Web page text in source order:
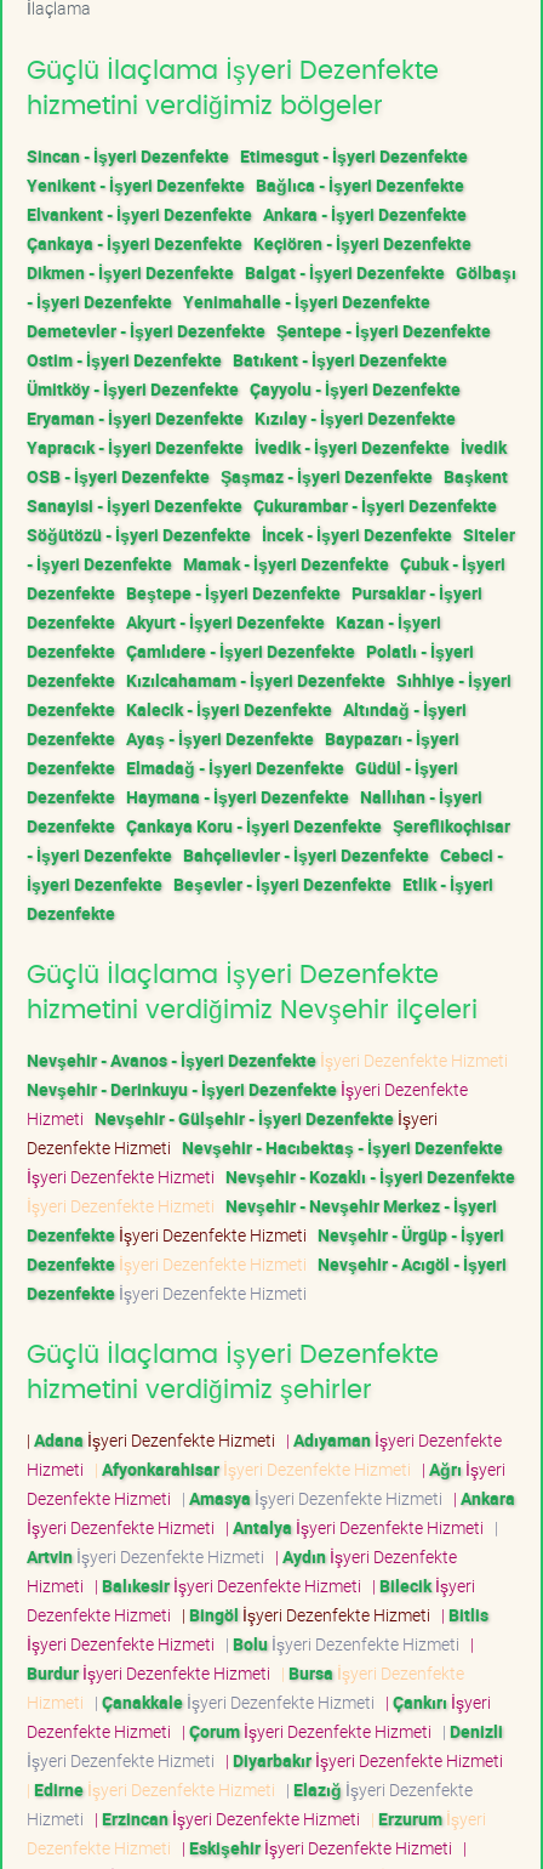
İlaçlama
Güçlü İlaçlama İşyeri Dezenfekte
hizmetini verdiğimiz bölgeler
Sincan - İşyeri Dezenfekte Etimesgut - İşyeri Dezenfekte
Yenikent - İşyeri Dezenfekte Bağlıca - İşyeri Dezenfekte
Elvankent - İşyeri Dezenfekte Ankara - İşyeri Dezenfekte
Çankaya - İşyeri Dezenfekte Keçiören - İşyeri Dezenfekte
Dikmen - İşyeri Dezenfekte Balgat - İşyeri Dezenfekte Gölbaşı
- İşyeri Dezenfekte Yenimahalle - İşyeri Dezenfekte
Demetevler - İşyeri Dezenfekte Şentepe - İşyeri Dezenfekte
Ostim - İşyeri Dezenfekte Batıkent - İşyeri Dezenfekte
Ümitköy - İşyeri Dezenfekte Çayyolu - İşyeri Dezenfekte
Eryaman - İşyeri Dezenfekte Kızılay - İşyeri Dezenfekte
Yapracık - İşyeri Dezenfekte İvedik - İşyeri Dezenfekte İvedik
OSB - İşyeri Dezenfekte Şaşmaz - İşyeri Dezenfekte Başkent
Sanayisi - İşyeri Dezenfekte Çukurambar - İşyeri Dezenfekte
Söğütözü - İşyeri Dezenfekte İncek - İşyeri Dezenfekte Siteler
- İşyeri Dezenfekte Mamak - İşyeri Dezenfekte Çubuk - İşyeri
Dezenfekte Beştepe - İşyeri Dezenfekte Pursaklar - İşyeri
Dezenfekte Akyurt - İşyeri Dezenfekte Kazan - İşyeri
Dezenfekte Çamlıdere - İşyeri Dezenfekte Polatlı - İşyeri
Dezenfekte Kızılcahamam - İşyeri Dezenfekte Sıhhiye - İşyeri
Dezenfekte Kalecik - İşyeri Dezenfekte Altındağ - İşyeri
Dezenfekte Ayaş - İşyeri Dezenfekte Baypazarı - İşyeri
Dezenfekte Elmadağ - İşyeri Dezenfekte Güdül - İşyeri
Dezenfekte Haymana - İşyeri Dezenfekte Nallıhan - İşyeri
Dezenfekte Çankaya Koru - İşyeri Dezenfekte Şereflikoçhisar
- İşyeri Dezenfekte Bahçelievler - İşyeri Dezenfekte Cebeci -
İşyeri Dezenfekte Beşevler - İşyeri Dezenfekte Etlik - İşyeri
Dezenfekte
Güçlü İlaçlama İşyeri Dezenfekte
hizmetini verdiğimiz Nevşehir ilçeleri
Nevşehir - Avanos - İşyeri Dezenfekteİşyeri Dezenfekte Hizmeti
Nevşehir - Derinkuyu - İşyeri Dezenfekteİşyeri Dezenfekte
Hizmeti Nevşehir - Gülşehir - İşyeri Dezenfekteİşyeri
Dezenfekte Hizmeti Nevşehir - Hacıbektaş - İşyeri Dezenfekte
İşyeri Dezenfekte Hizmeti Nevşehir - Kozaklı - İşyeri Dezenfekte
İşyeri Dezenfekte Hizmeti Nevşehir - Nevşehir Merkez - İşyeri
Dezenfekteİşyeri Dezenfekte Hizmeti Nevşehir - Ürgüp - İşyeri
Dezenfekteİşyeri Dezenfekte Hizmeti Nevşehir - Acıgöl - İşyeri
Dezenfekteİşyeri Dezenfekte Hizmeti
Güçlü İlaçlama İşyeri Dezenfekte
hizmetini verdiğimiz şehirler
| Adana İşyeri Dezenfekte Hizmeti | Adıyamanİşyeri Dezenfekte
Hizmeti | Afyonkarahisarİşyeri Dezenfekte Hizmeti | Ağrı İşyeri
Dezenfekte Hizmeti | Amasya İşyeri Dezenfekte Hizmeti | Ankara
İşyeri Dezenfekte Hizmeti | Antalya İşyeri Dezenfekte Hizmeti |
Artvinİşyeri Dezenfekte Hizmeti | Aydınİşyeri Dezenfekte
Hizmeti | Balıkesirİşyeri Dezenfekte Hizmeti | Bilecikİşyeri
Dezenfekte Hizmeti | Bingöl İşyeri Dezenfekte Hizmeti | Bitlis
İşyeri Dezenfekte Hizmeti | Boluİşyeri Dezenfekte Hizmeti |
Burdurİşyeri Dezenfekte Hizmeti | Bursa İşyeri Dezenfekte
Hizmeti | Çanakkaleİşyeri Dezenfekte Hizmeti | Çankırı İşyeri
Dezenfekte Hizmeti | Çorumİşyeri Dezenfekte Hizmeti | Denizli
İşyeri Dezenfekte Hizmeti | Diyarbakırİşyeri Dezenfekte Hizmeti
| Edirneİşyeri Dezenfekte Hizmeti | Elazığ İşyeri Dezenfekte
Hizmeti | Erzincanİşyeri Dezenfekte Hizmeti | Erzurumİşyeri
Dezenfekte Hizmeti | Eskişehirİşyeri Dezenfekte Hizmeti |